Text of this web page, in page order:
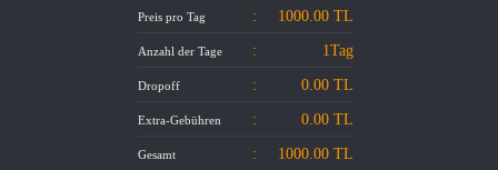
KOMMUNIKATION
Preis pro Tag : 1000.00 TL
Anzahl der Tage : 1Tag
Dropoff : 0.00 TL
Extra-Gebühren : 0.00 TL
Gesamt : 1000.00 TL